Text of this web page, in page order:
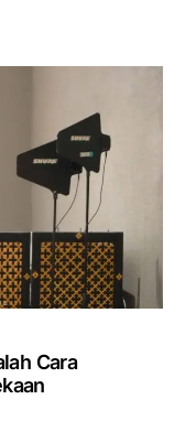
Cara